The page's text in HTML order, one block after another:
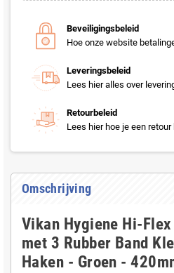
Beveiligingsbeleid
Hoe onze website
Leveringsbeleid
Lees hier alles over
Retourbeleid
Lees hier hoe je een
Omschrijving
Vikan Hygiene Hi-Flex
met 3 Rubber Band
Haken - Groen -